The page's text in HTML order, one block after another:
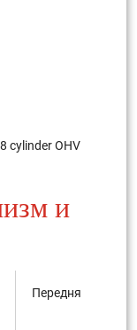
cylinder OHV
и
Передняя